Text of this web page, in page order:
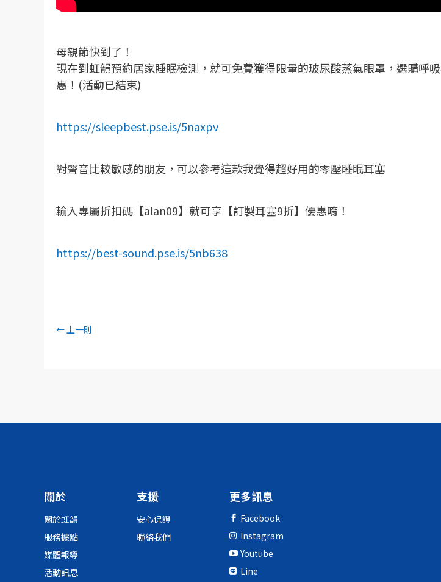
母親節快到了！
現在到虹韻預約居家睡眠檢測，就可免費獲得限量的玻尿酸蒸氣眼罩，選購呼
惠！(活動已結束)
https://sleepbest.pse.is/5naxpv
對聲音比較敏感的朋友，可以參考這款我覺得超好用的零壓睡眠耳塞
輸入專屬折扣碼【alan09】就可享【訂製耳塞9折】優惠唷！
https://best-sound.pse.is/5nb638
← 上一則
關於
關於虹韻
服務據點
媒體報導
活動訊息
支援
安心保證
聯絡我們
更多訊息
 Facebook
 Instagram
 Youtube
 Line